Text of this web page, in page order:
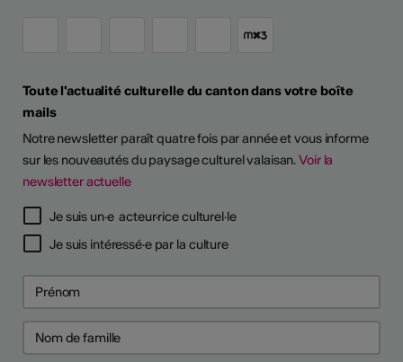
Toute l'actualité culturelle du canton dans votre boîte
mails
Notre newsletter paraît quatre fois par année et vous informe
sur les nouveautés du paysage culturel valaisan.Voir la
newsletter actuelle
Je suis un·e acteur·rice culturel·le
Je suis intéressé·e par la culture